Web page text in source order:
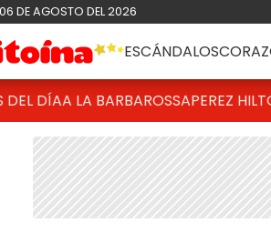
DE AGOSTO DEL 2026
ESCÁNDALOS
DEL DÍAA LA BARBAROSSAPEREZ